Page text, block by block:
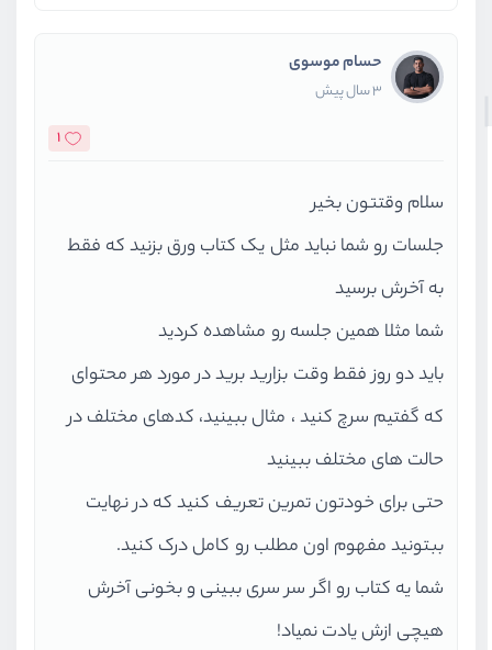
حسام موسوی
3 سال پیش
1
سلام وقتتون بخیر
جلسات رو شما نباید مثل یک کتاب ورق بزنید که فقط
به آخرش برسید
شما مثلا همین جلسه رو مشاهده کردید
باید دو روز فقط وقت بزارید برید در مورد هر محتوای
که گفتیم سرچ کنید ، مثال ببینید، کدهای مختلف در
حالت های مختلف ببینید
حتی برای خودتون تمرین تعریف کنید که در نهایت
ببتونید مفهوم اون مطلب رو کامل درک کنید.
شما یه کتاب رو اگر سر سری ببینی و بخونی آخرش
هیچی ازش یادت نمیاد!